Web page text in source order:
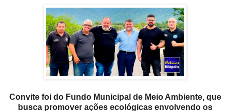
Convite foi do Fundo Municipal de Meio Ambiente, que
busca promover ações ecológicas envolvendo os